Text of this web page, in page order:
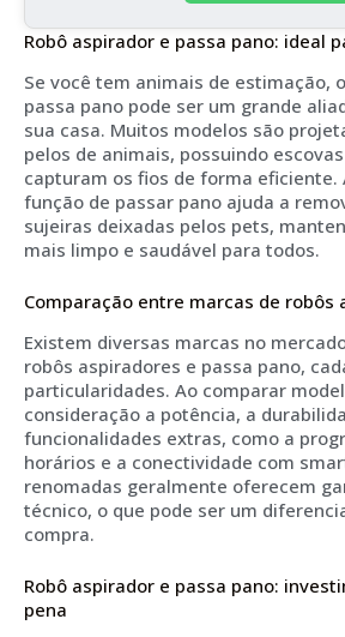
Robô aspirador e passa pano: ideal
Se você tem animais de estimação,
passa pano pode ser um grande
sua casa. Muitos modelos são
pelos de animais, possuindo
capturam os fios de forma eficiente.
função de passar pano ajuda a
sujeiras deixadas pelos pets,
mais limpo e saudável para todos.
Comparação entre marcas de robôs
Existem diversas marcas no
robôs aspiradores e passa pano,
particularidades. Ao comparar
consideração a potência, a
funcionalidades extras, como a
horários e a conectividade com
renomadas geralmente oferecem
técnico, o que pode ser um
compra.
Robô aspirador e passa pano:
pena